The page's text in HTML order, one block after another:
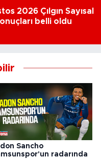
2026 Çılgın Sayısal
belli oldu
Sancho
radarında